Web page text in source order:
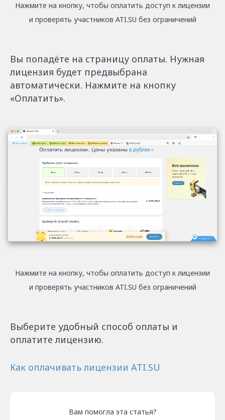
Нажмите на кнопку, чтобы оплатить доступ к лицензии
и проверять участников ATI.SU без ограничений
Вы попадёте на страницу оплаты. Нужная
лицензия будет предвыбрана
автоматически. Нажмите на кнопку
«Оплатить».
Нажмите на кнопку, чтобы оплатить доступ к лицензии
и проверять участников ATI.SU без ограничений
Выберите удобный способ оплаты и
оплатите лицензию.
Как оплачивать лицензии ATI.SU
Вам помогла эта статья?